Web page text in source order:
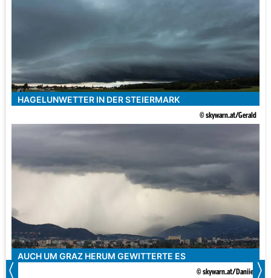
HAGELUNWETTER IN DER STEIERMARK
© skywarn.at/Gerald
AUCH UM GRAZ HERUM GEWITTERTE ES
© skywarn.at/DaniieL